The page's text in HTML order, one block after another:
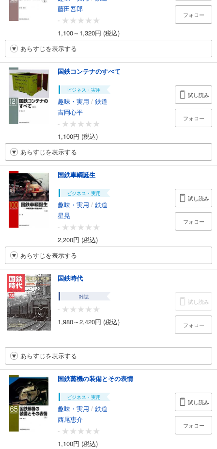
藤田吾郎
-
1,100～1,320円 (税込)
フォロー
あらすじを表示する
国鉄コンテナのすべて
ビジネス・実用
趣味・実用 / 鉄道
吉岡心平
-
1,100円 (税込)
試し読み
フォロー
あらすじを表示する
国鉄車輌誕生
ビジネス・実用
趣味・実用 / 鉄道
星晃
-
2,200円 (税込)
試し読み
フォロー
あらすじを表示する
国鉄時代
雑誌
-
1,980～2,420円 (税込)
試し読み
フォロー
あらすじを表示する
国鉄蒸機の装備とその表情
ビジネス・実用
趣味・実用 / 鉄道
西尾恵介
-
1,100円 (税込)
試し読み
フォロー